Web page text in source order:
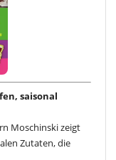
saisonal
Moschinski zeigt
Zutaten, die